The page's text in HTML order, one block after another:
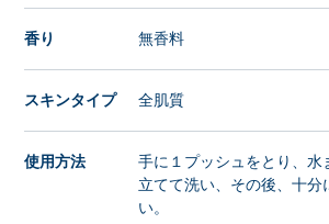
香り 無香料
スキンタイプ 全肌質
使用方法
手に１プッシュをとり、水
立てて洗い、その後、十分
い。